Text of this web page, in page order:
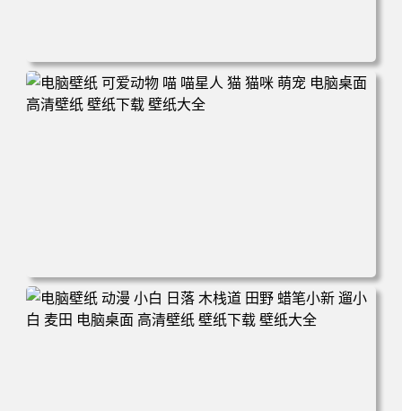
电脑壁纸 动漫 冬季 公交车 朱迪狐尼克 4K 电脑壁纸 3840x2
160 电脑桌面 高清壁纸 壁纸下载 壁纸大全
电脑壁纸 可爱动物 喵 喵星人 猫 猫咪 萌宠 电脑桌面 高清壁
纸 壁纸下载 壁纸大全